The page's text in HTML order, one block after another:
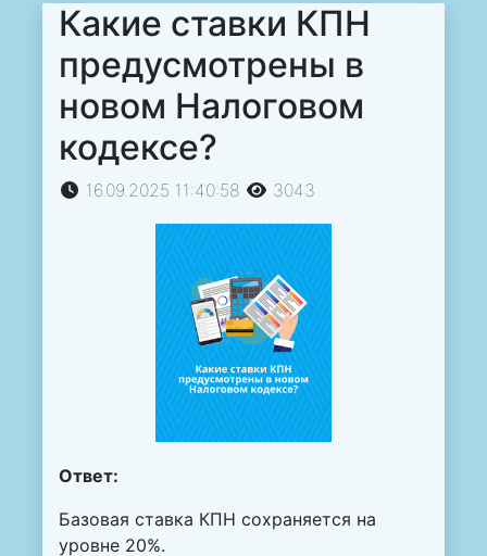
Какие ставки КПН
предусмотрены в
новом Налоговом
кодексе?
16.09.2025 11:40:58 3043
Ответ:
Базовая ставка КПН сохраняется на
уровне 20%.